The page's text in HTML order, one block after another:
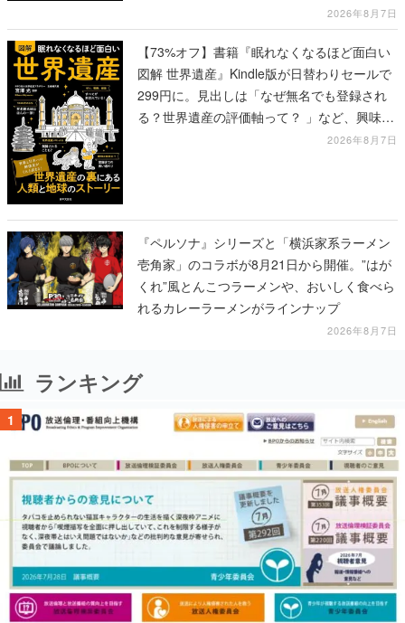
2026年8月7日
【73%オフ】書籍『眠れなくなるほど面白い
図解 世界遺産』Kindle版が日替わりセールで
299円に。見出しは「なぜ無名でも登録され
る？世界遺産の評価軸って？ 」など、興味を
2026年8月7日
『ペルソナ』シリーズと「横浜家系ラーメン
壱角家」のコラボが8月21日から開催。”はが
くれ”風とんこつラーメンや、おいしく食べら
れるカレーラーメンがラインナップ
2026年8月7日
ランキング
1